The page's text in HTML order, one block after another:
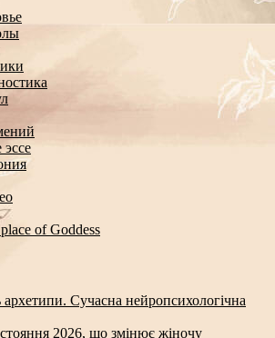
of Goddess
Сучасна нейропсихологічна
2026, що змінює жіночу